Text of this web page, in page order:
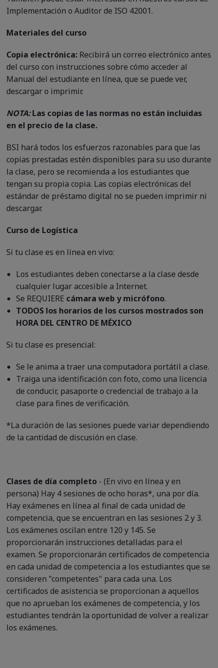
Implementación o Auditor de ISO 42001.
Materiales del curso
Copia electrónica:Recibirá un correo electrónico antes
del curso con instrucciones sobre cómo acceder al
Manual del estudiante en línea, que se puede ver,
descargar o imprimir.
NOTA:Las copias de las normas no están incluidas
en el precio de la clase.
BSI hará todos los esfuerzos razonables para que las
copias prestadas estén disponibles para su uso durante
la clase, pero se recomienda a los estudiantes que
tengan su propia copia. Las copias electrónicas del
estándar de préstamo digital no se pueden imprimir ni
descargar.
Curso de Logística
Si tu clase es en línea en vivo:
Los estudiantes deben conectarse a la clase desde
cualquier lugar accesible a Internet.
Se REQUIERE cámara web y micrófono.
TODOS los horarios de los cursos mostrados son
HORA DEL CENTRO DE MÉXICO
Si tu clase es presencial:
Se le anima a traer una computadora portátil a clase.
Traiga una identificación con foto, como una licencia
de conducir, pasaporte o credencial de trabajo a la
clase para fines de verificación.
*La duración de las sesiones puede variar dependiendo
de la cantidad de discusión en clase.
Clases de día completo - (En vivo en línea y en
persona) Hay 4 sesiones de ocho horas*, una por día.
Hay exámenes en línea al final de cada unidad de
competencia, que se encuentran en las sesiones 2 y 3.
Los exámenes oscilan entre 120 y 145. Se
proporcionarán instrucciones detalladas para el
examen. Se proporcionarán certificados de competencia
en cada unidad de competencia a los estudiantes que se
consideren "competentes" para cada una. Los
certificados de asistencia se proporcionan a aquellos
que no aprueban los exámenes de competencia, y los
estudiantes tendrán la oportunidad de volver a realizar
los exámenes.